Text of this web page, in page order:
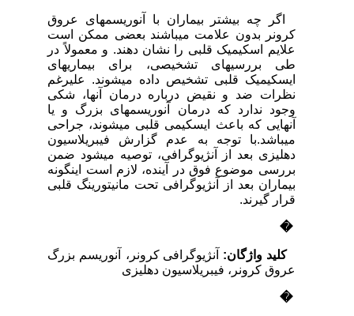
اگر چه بیشتر بیماران با آنوریسم­های عروق
کرونر بدون علامت می­باشند بعضی ممکن است
علایم اسکیمیک قلبی را نشان دهند. و معمولاً در
طی بررسی­های تشخیصی، برای بیماری­های
ایسکیمیک قلبی تشخیص داده می­شوند. علی­رغم
نظرات ضد و نقیض درباره درمان آنها، شکی
وجود ندارد که درمان آنوریسم­های بزرگ و یا
آنهایی که باعث ایسکیمی قلبی می­شوند، جراحی
می­باشد.با توجه به عدم گزارش فیبریلاسیون
دهلیزی بعد از آنژیوگرافی، توصیه می­شود ضمن
بررسی موضوع فوق در آینده، لازم است این­گونه
بیماران بعد از آنژیوگرافی تحت مانیتورینگ قلبی
قرار گیرند.
�
کلید واژگان:آنژیوگرافی کرونر، آنوریسم بزرگ
عروق کرونر، فیبریلاسیون دهلیزی
�